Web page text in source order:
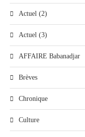
Actuel (2)
Actuel (3)
AFFAIRE Babanadjar
Brèves
Chronique
Culture